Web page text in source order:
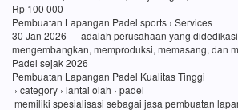
Rp 100 000
Pembuatan Lapangan Padel sports › Services
30 Jan 2026 — adalah perusahaan yang
mengembangkan, memproduksi, memasang, dan
Padel sejak 2026
Pembuatan Lapangan Padel Kualitas Tinggi
› category › lantai olah › padel
memiliki spesialisasi sebagai jasa pembuatan